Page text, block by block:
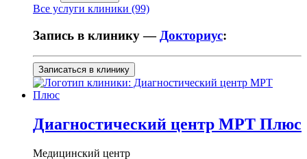
Все услуги клиники (99)
Запись в клинику — Докториус:
Записаться в клинику
Диагностический центр МРТ Плюс
Медицинский центр